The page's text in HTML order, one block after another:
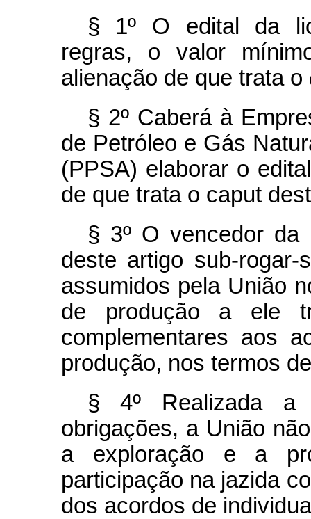
§ 1º O edital da
regras, o valor
alienação de que trata o
§ 2º Caberá à
de Petróleo e Gás
(PPSA) elaborar o
de que trata o caput
§ 3º O vencedor
deste artigo sub-
assumidos pela União
de produção a ele
complementares aos
produção, nos termos
§ 4º Realizada a
obrigações, a União
a exploração e a
participação na jazida
dos acordos de